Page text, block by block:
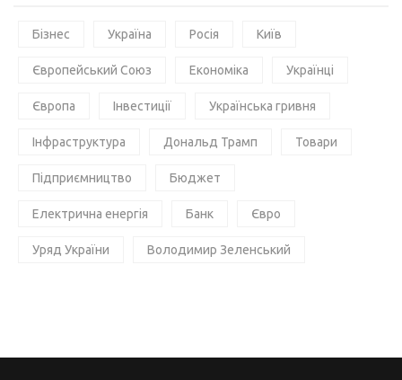
Бізнес Україна Росія Київ
Європейський Союз Економіка Українці
Європа Інвестиції Українська гривня
Інфраструктура Дональд Трамп Товари
Підприємництво Бюджет
Електрична енергія Банк Євро
Уряд України Володимир Зеленський